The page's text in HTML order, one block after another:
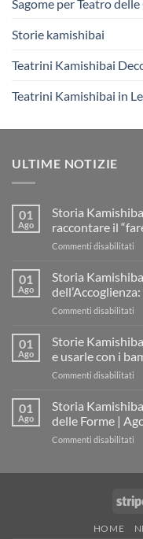
Sagome per Teatro
Storie kamishibai
Teatrini Kamishibai
Teatrini Kamishibai in
ULTIME NOTIZIE
01
Ago
Storia
raccontare il
Commenti disabilitati
il
01
Ago
Storia
Commenti disabilitati
01
Ago
Storie
e usarle con i
Commenti disabilitati
da
01
Ago
Storia
delle Forme |
Commenti disabilitati
La
HOME